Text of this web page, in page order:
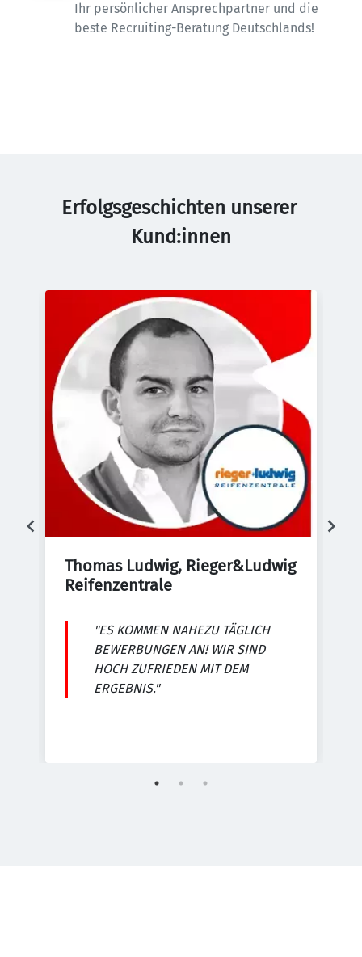
Ihr persönlicher Ansprechpartner und die
beste Recruiting-Beratung Deutschlands!
Erfolgsgeschichten unserer
Kund:innen
Thomas Ludwig, Rieger&Ludwig
Reifenzentrale
"ES KOMMEN NAHEZU TÄGLICH
BEWERBUNGEN AN! WIR SIND
HOCH ZUFRIEDEN MIT DEM
ERGEBNIS."